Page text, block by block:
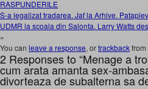
RASPUNDERILE
S-a legalizat tradarea. Jaf la Arhive.
UDMR la scoala din Salonta. Larry Watts
»
You can leave a response, ortrackbackfrom
2 Responses to “Menage a
cum arata amanta sex-
divorteaza de subalterna sa